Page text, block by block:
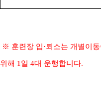
※ 훈련장 입·퇴소는 개별이
위해 1 일 4대 운행합니다.